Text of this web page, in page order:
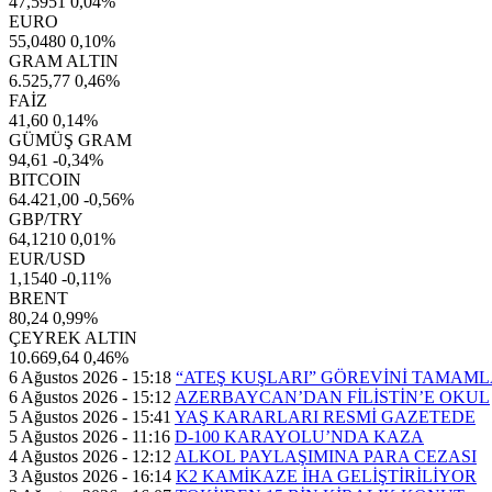
EURO
55,0480 0,10%
GRAM ALTIN
6.525,77 0,46%
FAİZ
41,60 0,14%
GÜMÜŞ GRAM
94,61 -0,34%
BITCOIN
64.421,00 -0,56%
GBP/TRY
64,1210 0,01%
EUR/USD
1,1540 -0,11%
BRENT
80,24 0,99%
ÇEYREK ALTIN
10.669,64 0,46%
6 Ağustos 2026 - 15:18 “ATEŞ KUŞLARI” GÖREVİNİ
6 Ağustos 2026 - 15:12 AZERBAYCAN’DAN FİLİSTİN’E OKUL
5 Ağustos 2026 - 15:41 YAŞ KARARLARI RESMİ GAZETEDE
5 Ağustos 2026 - 11:16 D-100 KARAYOLU’NDA KAZA
4 Ağustos 2026 - 12:12 ALKOL PAYLAŞIMINA PARA CEZASI
3 Ağustos 2026 - 16:14 K2 KAMİKAZE İHA GELİŞTİRİLİYOR